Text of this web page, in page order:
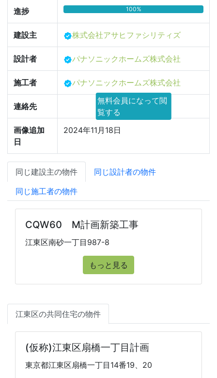
進捗 100%
建設主 株式会社アサヒファシリティズ
設計者 パナソニックホームズ株式会社
施工者 パナソニックホームズ株式会社
連絡先
無料会員になって閲
覧する
画像追加
日
2024年11月18日
同じ建設主の物件
同じ設計者の物件
同じ施工者の物件
CQW60 M計画新築工事
江東区南砂一丁目987-8
もっと見る
江東区の共同住宅の物件
(仮称)江東区扇橋一丁目計画
東京都江東区扇橋一丁目14番19、20